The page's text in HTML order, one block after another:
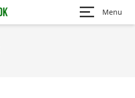
Menu